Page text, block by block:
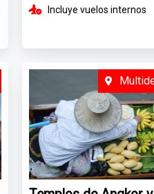
Incluye vuelos internos